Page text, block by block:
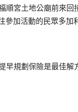
順宮土地公廟前來
參加活動的民眾多加
規劃保險是最佳解